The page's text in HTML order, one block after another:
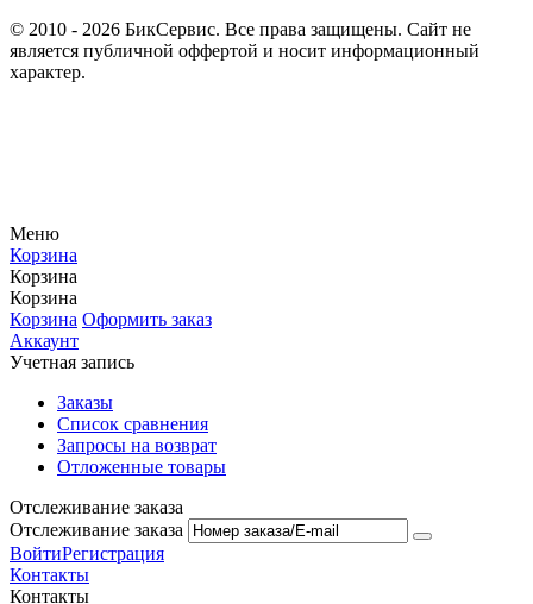
© 2010 - 2026 БикСервис. Все права защищены. Сайт не
является публичной оффертой и носит информационный
характер.
Меню
Корзина
Корзина
Корзина
Корзина Оформить заказ
Аккаунт
Учетная запись
Заказы
Список сравнения
Запросы на возврат
Отложенные товары
Отслеживание заказа
Отслеживание заказа
ВойтиРегистрация
Контакты
Контакты